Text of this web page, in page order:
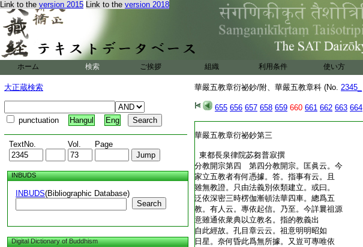
Link to the version 2015 Link to the version 2018
ホーム 検索 ご挨拶 組織 利用条件 使い方
大正蔵検索
punctuation Hangul Eng
TextNo. Vol. Page
INBUDS
INBUDS(Bibliographic Database)
Search
Digital Dictionary of Buddhism
華嚴五教章衍祕鈔/附、華嚴五教章科 (No. 2345_
655 656 657 658 659 660 661 662 663 664
華嚴五教章衍祕鈔第三
東都長泉律院苾芻普寂撰
分教開宗第四 第四分教開宗。匡眞云。今
家立五教者有何憑據。答。指事有云。且
雖無教證。只由法義別依類建立。或曰。
泛依深密三時楞伽漸頓法華四車。總爲五
教。有人云。專依起信。乃至。今詳曩祖源
意雖通依衆典以立教名。指的教義出
自此經故。孔目章云云。祖意明明昭如
日星。奈何昏此爲無所據。又豈可專唯依